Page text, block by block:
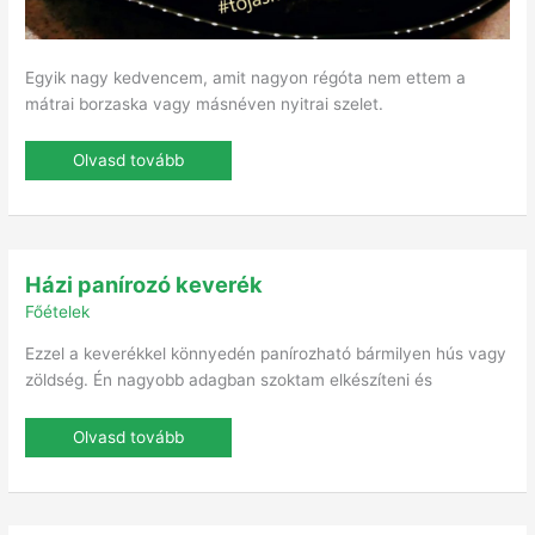
Egyik nagy kedvencem, amit nagyon régóta nem ettem a
mátrai borzaska vagy másnéven nyitrai szelet.
Olvasd tovább
Házi panírozó keverék
Főételek
Ezzel a keverékkel könnyedén panírozható bármilyen hús vagy
zöldség. Én nagyobb adagban szoktam elkészíteni és
Házi
panírozó
keverék
Olvasd tovább